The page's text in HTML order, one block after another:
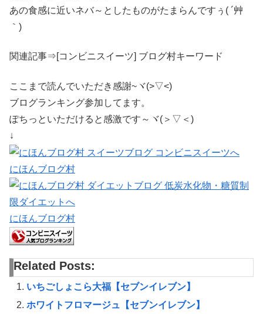
あの食感に近いネバ～としたものがたまらんですぅ( ´艸
｀)
関連記事⇒[コンビニスイーツ] ブログ村キーワード
ここまで読んでいただき感謝~ヾ(>▽<)
ブログランキング参加してます。
ぽちっといただけると感激です～ヾ(＞▽＜)
↓
にほんブログ村
にほんブログ村
Related Posts:
いちごしょこら大福【セブンイレブン】
ホワイトフロマージュ【セブンイレブン】